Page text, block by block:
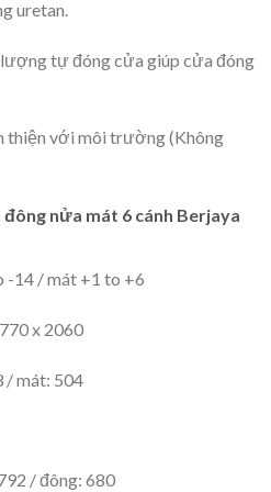
uretan.
tự đóng cửa giúp cửa đóng
thiện với môi trường (Không
nửa mát 6 cánh Berjaya
-14 / mát +1 to +6
x 2060
/ mát: 504
/ đông: 680